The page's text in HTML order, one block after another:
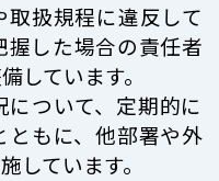
扱規程に違反して
した場合の責任者
しています。
ついて、定期的に
ともに、他部署や外
しています。